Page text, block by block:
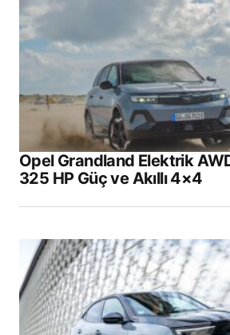
Opel Grandland Elektrik
325 HP Güç ve Akıllı 4×4